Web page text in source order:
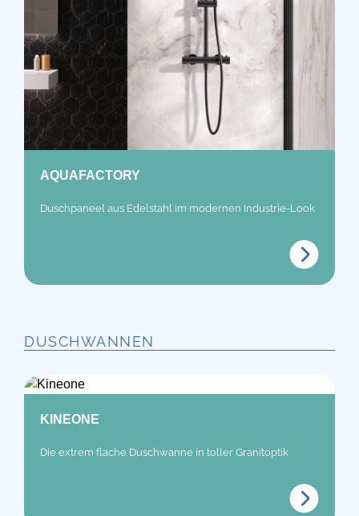
AQUAFACTORY
Duschpaneel aus Edelstahl im modernen Industrie-Look
DUSCHWANNEN
KINEONE
Die extrem flache Duschwanne in toller Granitoptik